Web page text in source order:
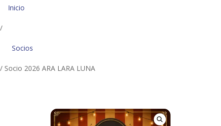
Inicio
/
Socios
/ Socio 2026 ARA LARA LUNA